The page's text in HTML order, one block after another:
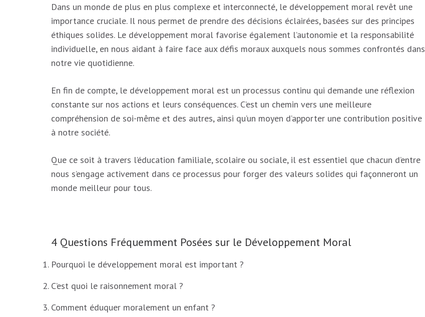
Dans un monde de plus en plus complexe et interconnecté, le développement moral revêt une
importance cruciale. Il nous permet de prendre des décisions éclairées, basées sur des principes
éthiques solides. Le développement moral favorise également l’autonomie et la responsabilité
individuelle, en nous aidant à faire face aux défis moraux auxquels nous sommes confrontés dans
notre vie quotidienne.
En fin de compte, le développement moral est un processus continu qui demande une réflexion
constante sur nos actions et leurs conséquences. C’est un chemin vers une meilleure
compréhension de soi-même et des autres, ainsi qu’un moyen d’apporter une contribution positive
à notre société.
Que ce soit à travers l’éducation familiale, scolaire ou sociale, il est essentiel que chacun d’entre
nous s’engage activement dans ce processus pour forger des valeurs solides qui façonneront un
monde meilleur pour tous.
4 Questions Fréquemment Posées sur le Développement Moral
Pourquoi le développement moral est important ?
C’est quoi le raisonnement moral ?
Comment éduquer moralement un enfant ?